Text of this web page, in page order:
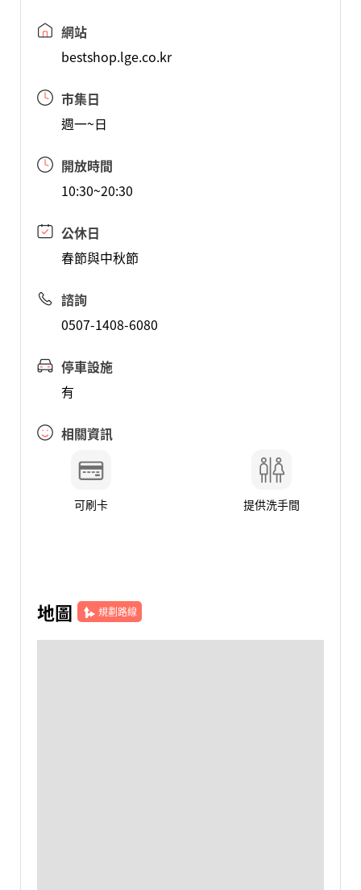
網站
bestshop.lge.co.kr
市集日
週一~日
開放時間
10:30~20:30
公休日
春節與中秋節
諮詢
0507-1408-6080
停車設施
有
相關資訊
可刷卡 提供洗手間
地圖 規劃路線